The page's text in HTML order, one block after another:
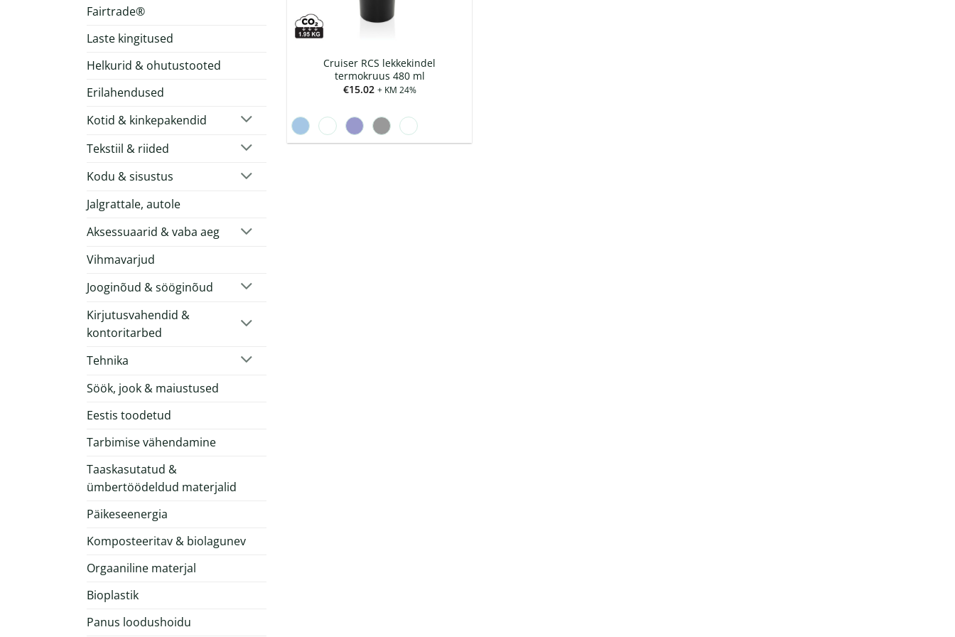
Fairtrade®
Laste kingitused
Helkurid & ohutustooted
Erilahendused
Kotid & kinkepakendid
Tekstiil & riided
Kodu & sisustus
Jalgrattale, autole
Aksessuaarid & vaba aeg
Vihmavarjud
Jooginõud & sööginõud
Kirjutusvahendid &
kontoritarbed
Tehnika
Söök, jook & maiustused
Eestis toodetud
Tarbimise vähendamine
Taaskasutatud &
ümbertöödeldud materjalid
Päikeseenergia
Komposteeritav & biolagunev
Orgaaniline materjal
Bioplastik
Panus loodushoidu
Cruiser RCS lekkekindel
termokruus 480 ml
€15.02 + KM 24%